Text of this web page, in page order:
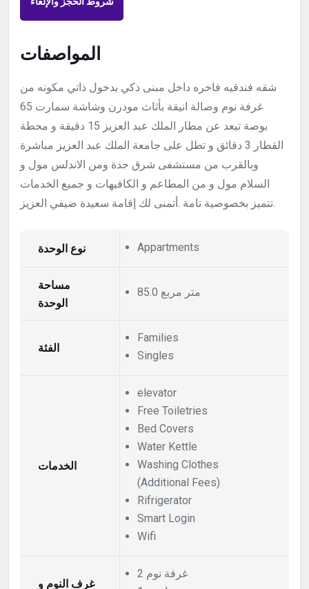
المواصفات
شقه فندقيه فاخره داخل مبنى ذكي بدخول ذاتي مكونه من
غرفة نوم وصالة انيقة بأثاث مودرن وشاشة سمارت 65
بوصة تبعد عن مطار الملك عبد العزيز 15 دقيقة و محطة
القطار 3 دقائق و تطل على جامعة الملك عبد العزيز مباشرة
وبالقرب من مستشفى شرق جدة ومن الاندلس مول و
السلام مول و من المطاعم و الكافيهات و جميع الخدمات
تتميز بخصوصية تامة .أتمنى لك إقامة سعيدة ضيفي العزيز.
نوع الوحدة Appartments
مساحة
الوحدة
85.0 متر مربع
الفئة
Families
Singles
الخدمات
elevator
Free Toiletries
Bed Covers
Water Kettle
Washing Clothes
(Additional Fees)
Rifrigerator
Smart Login
Wifi
غرف النوم و
2 غرفة نوم